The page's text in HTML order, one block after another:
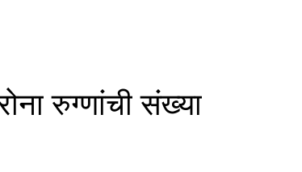
रुग्णांची संख्या